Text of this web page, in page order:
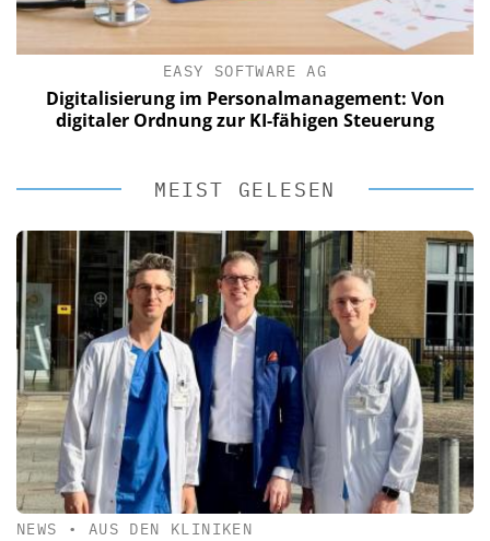
EASY SOFTWARE AG
Digitalisierung im Personalmanagement: Von
digitaler Ordnung zur KI-fähigen Steuerung
MEIST GELESEN
NEWS • AUS DEN KLINIKEN